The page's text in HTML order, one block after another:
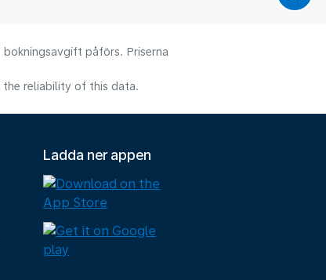
påförs. Priserna
the reliability of this data.
Ladda ner appen